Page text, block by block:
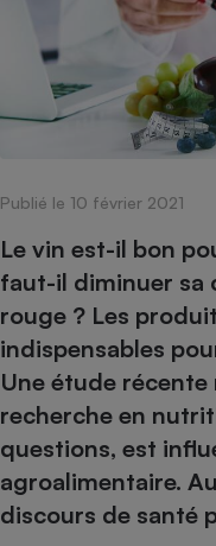
Publié le 10 février 2021
Le vin est-il bon
faut-il diminuer sa
rouge ? Les
indispensables
Une étude
recherche en
questions, est
agroalimentaire.
discours de santé
Choisir son fioul
Choisir son pellet
Comparateur
Energie Moins
Tous les
Toutes les cartes